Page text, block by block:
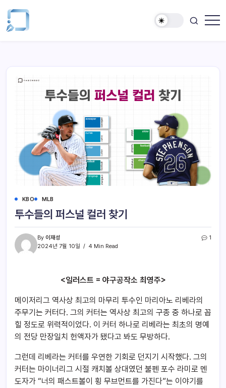
KBO MLB
투수들의 퍼스널 컬러 찾기
By 이재성
2024년 7월 10일
4 Min Read
1
<일러스트 = 야구공작소 최영주>
메이저리그 역사상 최고의 마무리 투수인 마리아노 리베라의
주무기는 커터다. 그의 커터는 역사상 최고의 구종 중 하나로 꼽
힐 정도로 위력적이었다. 이 커터 하나로 리베라는 최초의 명예
의 전당 만장일치 헌액자가 됐다고 봐도 무방하다.
그런데 리베라는 커터를 우연한 기회로 던지기 시작했다. 그의
커터는 마이너리그 시절 캐치볼 상대였던 불펜 포수 라미로 멘
도자가 “너의 패스트볼이 횡 무브먼트를 가진다”는 이야기를